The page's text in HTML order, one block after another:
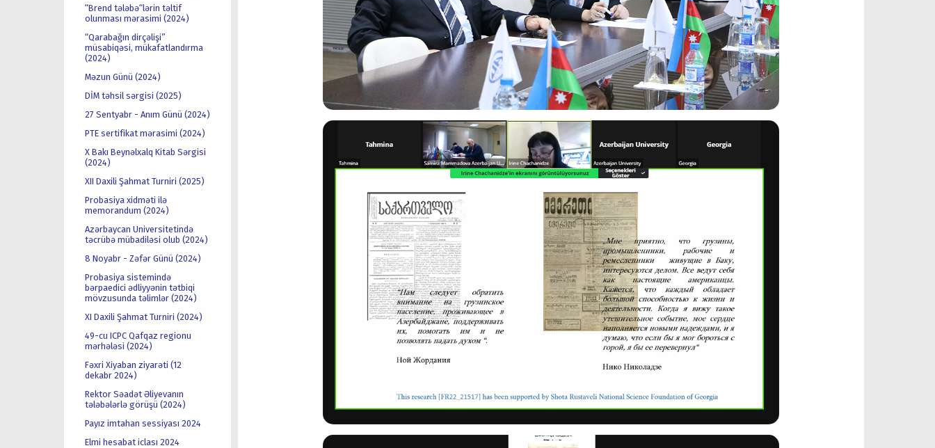
“Brend tələbə“lərin təltif
olunması mərasimi (2024)
“Qarabağın dirçəlişi”
müsabiqəsi, mükafatlandırma
(2024)
Məzun Günü (2024)
DİM təhsil sərgisi (2025)
27 Sentyabr - Anım Günü (2024)
PTE sertifikat mərasimi (2024)
X Bakı Beynəlxalq Kitab Sərgisi
(2024)
XII Daxili Şahmat Turniri (2025)
Probasiya xidməti ilə
memorandum (2024)
Azərbaycan Universitetində
təcrübə mübadiləsi olub (2024)
8 Noyabr - Zəfər Günü (2024)
Probasiya sistemində
bərpaedici ədliyyənin tətbiqi
mövzusunda təlimlər (2024)
XI Daxili Şahmat Turniri (2024)
49-cu ICPC Qafqaz regionu
mərhələsi (2024)
Fəxri Xiyaban ziyarəti (12
dekabr 2024)
Rektor Səadət Əliyevanın
tələbələrlə görüşü (2024)
Payız imtahan sessiyası 2024
Elmi hesabat iclası 2024